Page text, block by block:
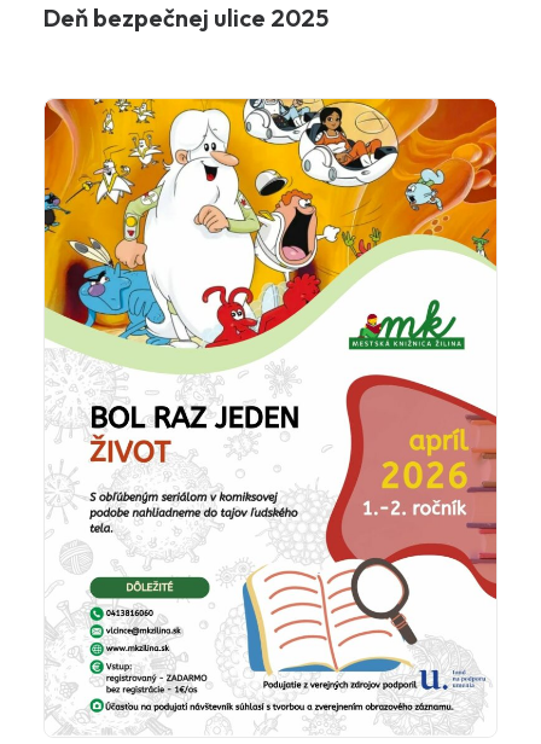
Deň bezpečnej ulice 2025